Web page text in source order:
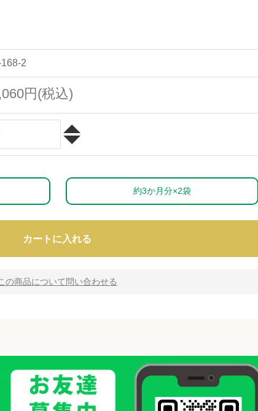
2
円(税込)
約3か月分×2袋
カートに入れる
の商品について問い合わせる